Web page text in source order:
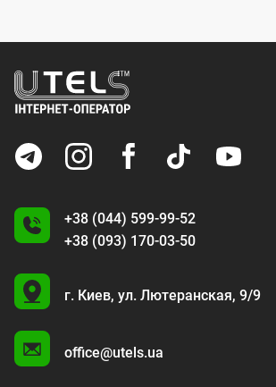
+38 (044) 599-99-52
+38 (093) 170-03-50
U
г. Киев, ул. Лютеранская, 9/9
office@utels.ua